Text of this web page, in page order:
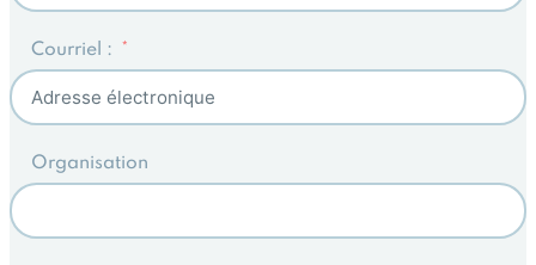
Courriel :
Organisation